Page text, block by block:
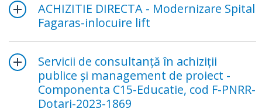
ACHIZITIE DIRECTA - Modernizare Spital
Fagaras-inlocuire lift
Servicii de consultanță în achiziții
publice și management de proiect -
Componenta C15-Educatie, cod F-PNRR-
Dotari-2023-1869